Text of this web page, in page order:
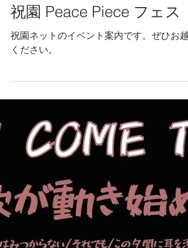
スタッフ Y
祝園 Peace Piece フェス